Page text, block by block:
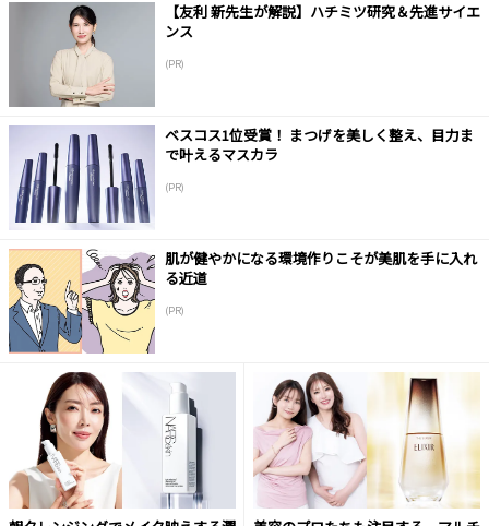
【友利 新先生が解説】ハチミツ研究＆先進サイエ
ンス
(PR)
ベスコス1位受賞！ まつげを美しく整え、目力ま
で叶えるマスカラ
(PR)
肌が健やかになる環境作りこそが美肌を手に入れ
る近道
(PR)